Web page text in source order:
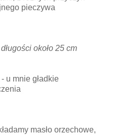
pieczywa
około 25 cm
u mnie gładkie
masło orzechowe,